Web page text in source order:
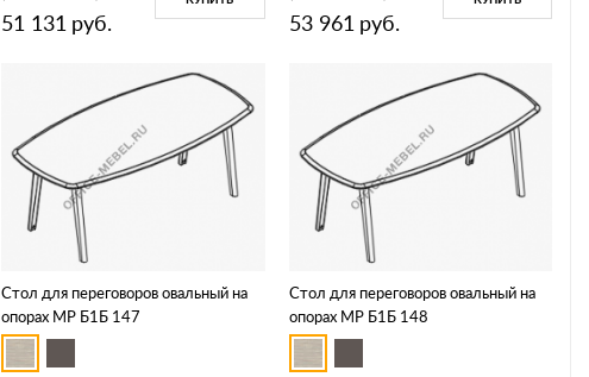
51 131 руб. 53 961 руб.
Стол для переговоров овальный на
опорах МР Б1Б 147
Стол для переговоров овальный на
опорах МР Б1Б 148